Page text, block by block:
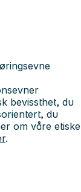
bevissthet, du
du
om våre etiske
.